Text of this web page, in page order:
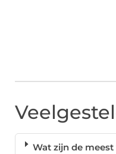
Wat zijn de